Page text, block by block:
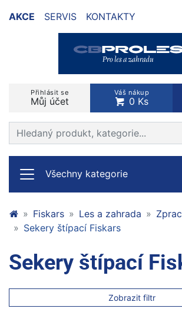
AKCE SERVIS KONTAKTY
Přihlásit se
Můj účet
Váš nákup
0 Ks
Prohledat web
Všechny kategorie
Fiskars Les a zahrada
Sekery štípací Fiskars
Sekery štípací
Zobrazit filtr